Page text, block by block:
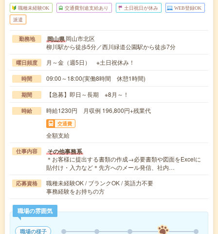
職種未経験OK 交通費別途支給あり 土日祝日が休み WEB登録OK
派遣
勤務地 岡山県岡山市北区
柳川駅から徒歩5分／西川緑道公園駅から徒歩7分
曜日頻度 月～金（週5日） ※土日祝休み！
時間 09:00～18:00(実働8時間 休憩1時間)
期間 【急募】即日～長期 ※8月～！
時給 時給1230円 月収例 196,800円+残業代
交通費
全額支給
仕事内容 その他事務系
＊お客様に提出する書類の作成→必要書類や図面をExcelに
貼付け・入力など＊先方へのメール発信、社内…
応募資格
職種未経験OK / ブランクOK / 英語力不要
事務経験をお持ちの方
職場の雰囲気
職場の様子